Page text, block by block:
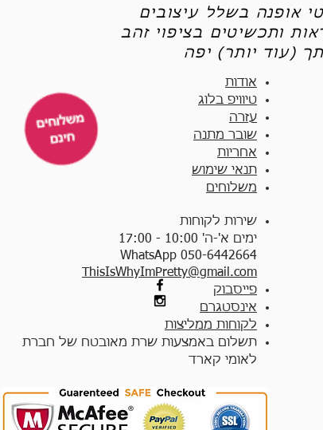
אופנה בשלל עיצובים
ותכשיטים בציפוי זהב
אודות
טיוויפ בלוג
עזרה
שובר מתנה
אחריות
תנאי שימוש
משלוחים
שירות לקוחות
ימים א'-ה' 10:00 - 17:00
WhatsApp 050-6442664
ThisIsWhyImPretty@gmail.com
פייסבוק
אינסטגרם
לקוחות ממליצות
תשלום באמצעות שרת מאובטח של חברת
לאומי קארד